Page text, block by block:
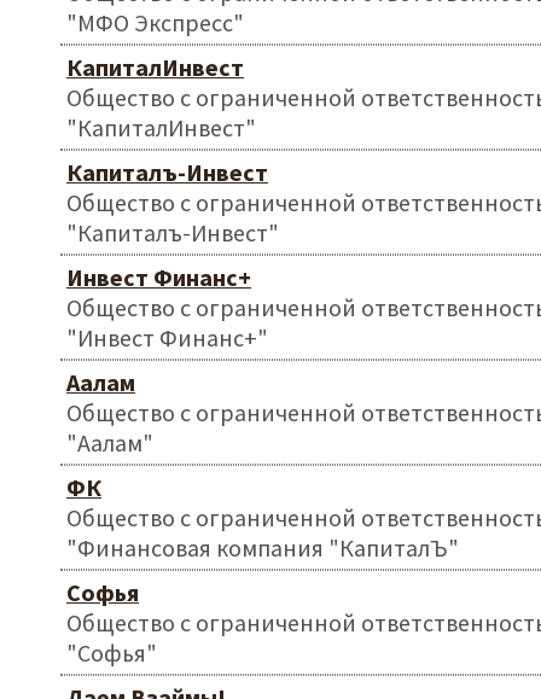
"МФО Экспресс"
КапиталИнвест
Общество с ограниченной
"КапиталИнвест"
Капиталъ-Инвест
Общество с ограниченной
"Капиталъ-Инвест"
Инвест Финанс+
Общество с ограниченной
"Инвест Финанс+"
Аалам
Общество с ограниченной
"Аалам"
ФК
Общество с ограниченной
"Финансовая компания "КапиталЪ"
Софья
Общество с ограниченной
"Софья"